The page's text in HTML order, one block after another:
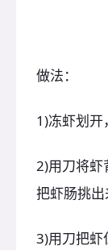
做法：
1)冻虾划开
2)用刀将虾
把虾肠挑出
3)用刀把虾